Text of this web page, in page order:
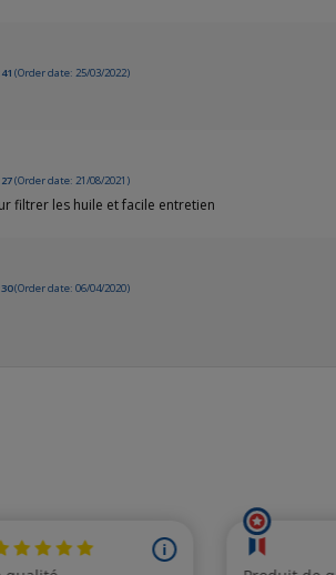
(Order date: 25/03/2022)
(Order date: 21/08/2021)
filtrer les huile et facile entretien
(Order date: 06/04/2020)